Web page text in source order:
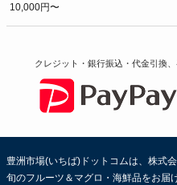
10,000円〜
クレジット・銀行振込・代金引換
豊洲市場(いちば)ドットコムは、株式
旬のフルーツ＆マグロ・海鮮品をお届